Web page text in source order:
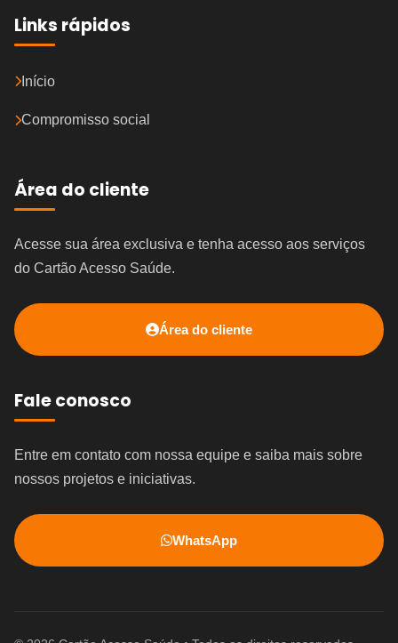
Links rápidos
Início
Compromisso social
Área do cliente
Acesse sua área exclusiva e tenha acesso aos serviços
do Cartão Acesso Saúde.
Área do cliente
Fale conosco
Entre em contato com nossa equipe e saiba mais sobre
nossos projetos e iniciativas.
WhatsApp